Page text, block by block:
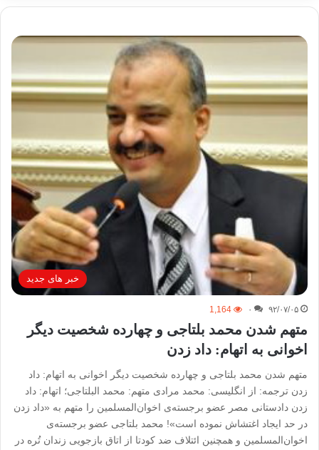
خبر های جدید
۹۲/۰۷/۰۵ ۰ 1,164
متهم شدن محمد بلتاجی و چهارده شخصیت دیگر
اخوانی به اتهام: داد زدن
متهم شدن محمد بلتاجی و چهارده شخصیت دیگر اخوانی به اتهام: داد
زدن ترجمه: از انگلیسی: محمد مرادی متهم: محمد البلتاجی؛ اتهام: داد
زدن دادستانی مصر عضو برجسته‌ی اخوان‌المسلمین را متهم به «داد زدن
در حد ایجاد اغتشاش نموده است»! محمد بلتاجی عضو برجسته‌ی
اخوان‌المسلمین و همچنین ائتلاف ضد کودتا از اتاق بازجویی زندان تُره در